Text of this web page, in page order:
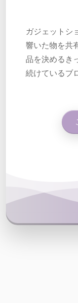
ガジェットシ
響いた物を共
品を決めるき
続けているブ